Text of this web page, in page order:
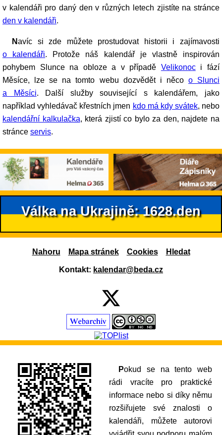
v kalendáři pro daný den v různých letech zjistíte na stránce
den v kalendáři.
Navíc si zde můžete prostudovat historii i zajímavosti
o kalendáři. Protože náš kalendář je vlastně inspirován
pohybem Slunce na obloze a v případě Velikonoci fází
Měsíce, lze se na tomto webu dozvědět i něco o Slunci
a Měsíci. Další služby související s kalendářem, jako
například vyhledávač křestních jmen kdo má kdy svátek, nebo
kalendářní kalkulačka, která zjistí co bylo za den, najdete na
stránce servis.
Válka na Ukrajině: 1628.den
Nahoru Mapa stránek Cookies Hledat
Kontakt: kalendar@beda.cz
Pokud se na tento web
rádi vracíte pro praktické
informace nebo si díky němu
rozšiřujete své znalosti o
kalendáři, můžete autorovi